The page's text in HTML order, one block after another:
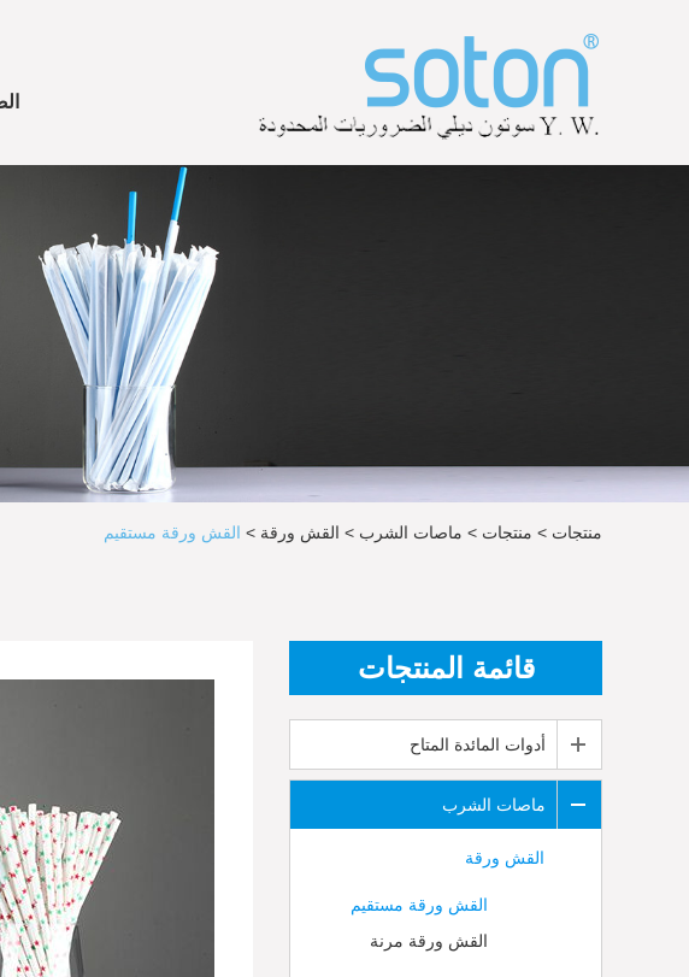
منتجات > منتجات > ماصات الشرب > القش ورقة > القش ورقة مستقيم
قائمة المنتجات
أدوات المائدة المتاح
ماصات الشرب
القش ورقة
القش ورقة مستقيم
القش ورقة مرنة